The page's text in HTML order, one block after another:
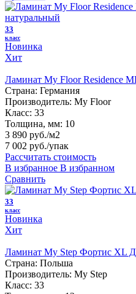
33
класс
Новинка
Хит
Ламинат My Floor Residence
Страна: Германия
Производитель: My Floor
Класс: 33
Толщина, мм: 10
3 890 руб./м2
7 002 руб./упак
Рассчитать стоимость
В избранное В избранном
Сравнить
33
класс
Новинка
Хит
Ламинат My Step Фортис XL
Страна: Польша
Производитель: My Step
Класс: 33